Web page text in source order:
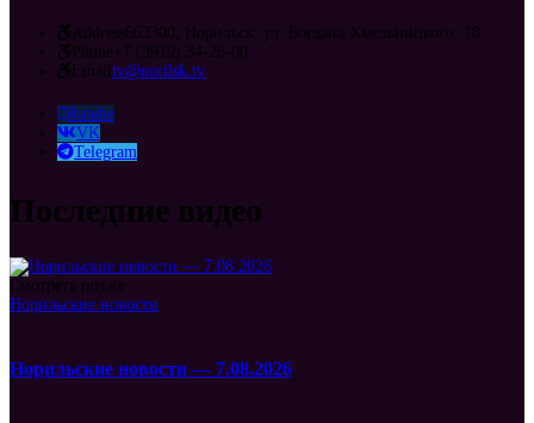
Address663300, Норильск, ул. Богдана Хмельницкого, 18
Phone +7 (3919) 34-26-00
Emailtv@norilsk.tv
Rutube
VK
Telegram
Последние видео
Смотреть позже
Норильские новости
Норильские новости — 7.08.2026